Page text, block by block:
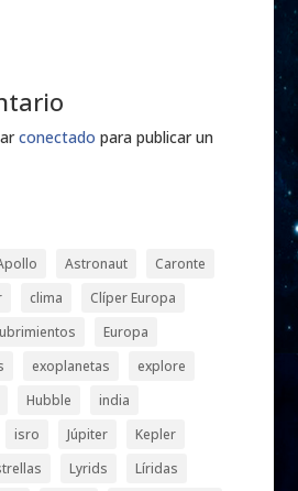
conectado para publicar un
Astronaut
Caronte
clima
Clíper Europa
Europa
exoplanetas
explore
Hubble
india
isro Júpiter
Kepler
Lyrids
Líridas